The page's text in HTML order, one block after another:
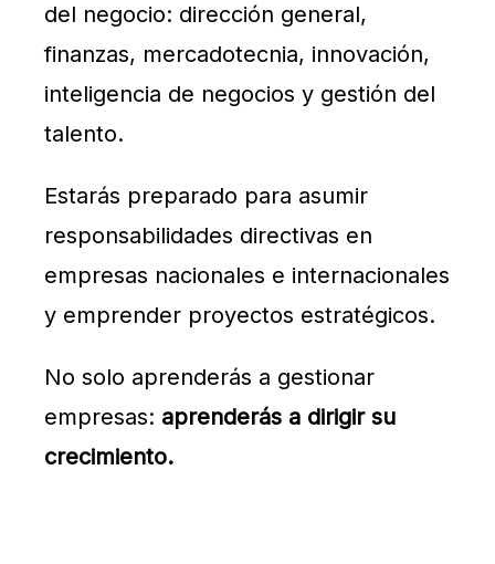
del negocio: dirección general,
finanzas, mercadotecnia, innovación,
inteligencia de negocios y gestión del
talento.
Estarás preparado para asumir
responsabilidades directivas en
empresas nacionales e internacionales
y emprender proyectos estratégicos.
No solo aprenderás a gestionar
empresas: aprenderás a dirigir su
crecimiento.